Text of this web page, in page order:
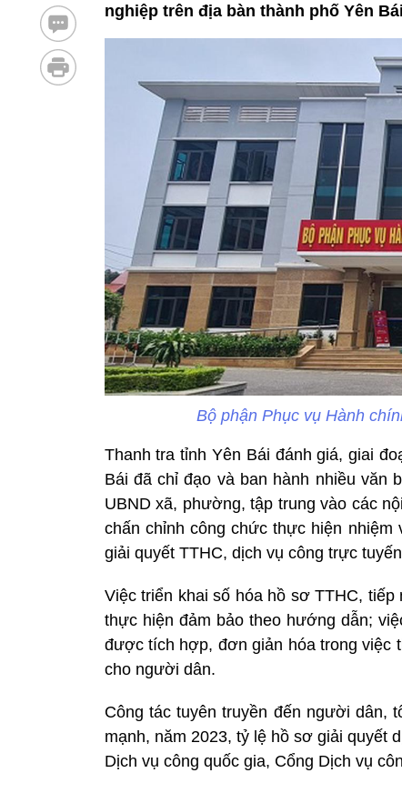
nghiệp trên địa bàn thành phố Yên
Bộ phận Phục vụ Hành
Thanh tra tỉnh Yên Bái đánh giá, giai
Bái đã chỉ đạo và ban hành nhiều văn
UBND xã, phường, tập trung vào các
chấn chỉnh công chức thực hiện
giải quyết TTHC, dịch vụ công trực
Việc triển khai số hóa hồ sơ TTHC,
thực hiện đảm bảo theo hướng dẫn;
được tích hợp, đơn giản hóa trong việc
cho người dân.
Công tác tuyên truyền đến người dân,
mạnh, năm 2023, tỷ lệ hồ sơ giải quyết
Dịch vụ công quốc gia, Cổng Dịch vụ